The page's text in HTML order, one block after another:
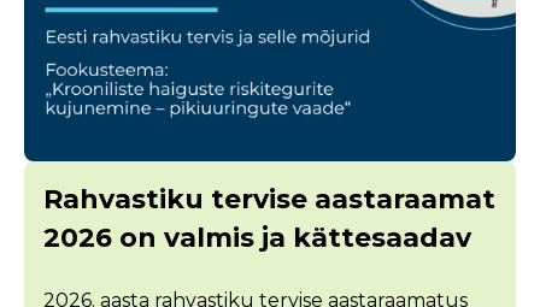
Rahvastiku tervise aastaraamat
2026 on valmis ja kättesaadav
2026. aasta rahvastiku tervise aastaraamatus